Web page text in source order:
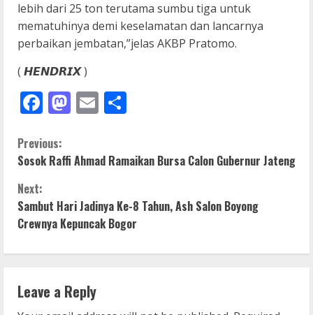
lebih dari 25 ton terutama sumbu tiga untuk
mematuhinya demi keselamatan dan lancarnya
perbaikan jembatan,”jelas AKBP Pratomo.
( 𝙃𝙀𝙉𝘿𝙍𝙄𝙓 )
Facebook
Mastodon
Email
C
o
n
t
n
Previous:
Sosok Raffi Ahmad Ramaikan Bursa Calon Gubernur Jateng
Next:
Sambut Hari Jadinya Ke-8 Tahun, Ash Salon Boyong
Crewnya Kepuncak Bogor
Leave a Reply